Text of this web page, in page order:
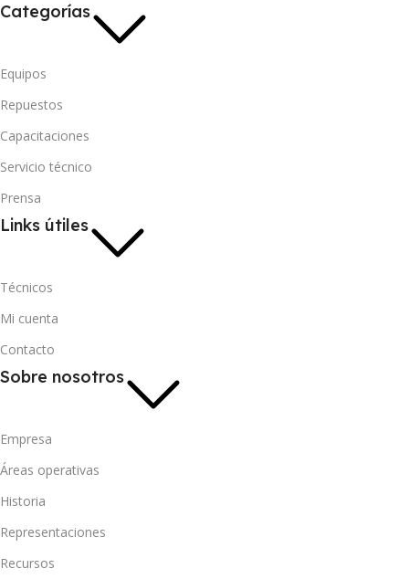
Categorías
Equipos
Repuestos
Capacitaciones
Servicio técnico
Prensa
Links útiles
Técnicos
Mi cuenta
Contacto
Sobre nosotros
Empresa
Áreas operativas
Historia
Representaciones
Recursos